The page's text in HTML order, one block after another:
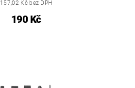
157,02 Kč bez DPH
190 Kč